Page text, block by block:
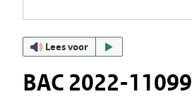
Lees voor
BAC 2022-11099